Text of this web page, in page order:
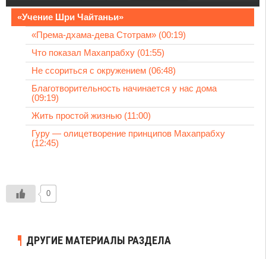
«Учение Шри Чайтаньи»
«Према-дхама-дева Стотрам» (00:19)
Что показал Махапрабху (01:55)
Не ссориться с окружением (06:48)
Благотворительность начинается у нас дома
(09:19)
Жить простой жизнью (11:00)
Гуру — олицетворение принципов Махапрабху
(12:45)
0
ДРУГИЕ МАТЕРИАЛЫ РАЗДЕЛА